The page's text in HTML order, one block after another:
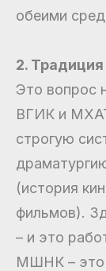
обеими
2.
Это вопрос
ВГИК и
строгую
(история
фильмов).
– и это
МШНК – это